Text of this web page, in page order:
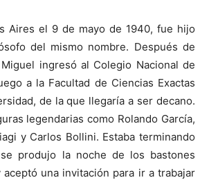
Aires el 9 de mayo de 1940, fue hijo
del mismo nombre. Después de
ingresó al Colegio Nacional de
a la Facultad de Ciencias Exactas
de la que llegaría a ser decano.
legendarias como Rolando García,
y Carlos Bollini. Estaba terminando
produjo la noche de los bastones
aceptó una invitación para ir a trabajar